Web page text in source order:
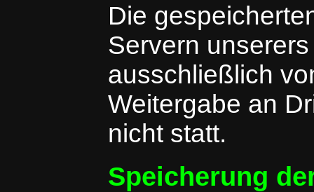
Die
Servern
ausschließlich
Weitergabe an
nicht statt.
Speicherung